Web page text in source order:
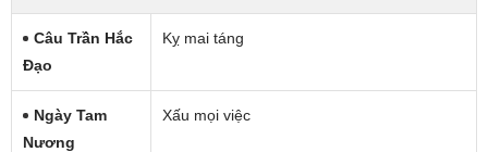
Câu Trần Hắc
Đạo
Kỵ mai táng
Ngày Tam
Nương
Xấu mọi việc